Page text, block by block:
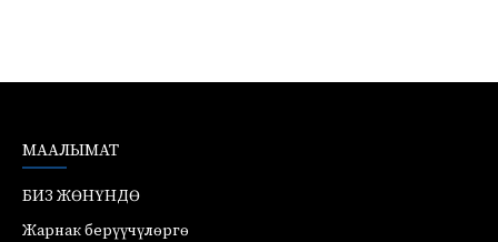
МААЛЫМАТ
БИЗ ЖӨНҮНДӨ
Жарнак берүүчүлөргө